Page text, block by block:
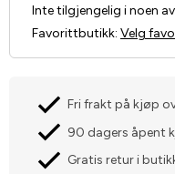
Inte tilgjengelig i noen
Favorittbutikk: Velg
Fri frakt på kjøp
90 dagers åpent
Gratis retur i